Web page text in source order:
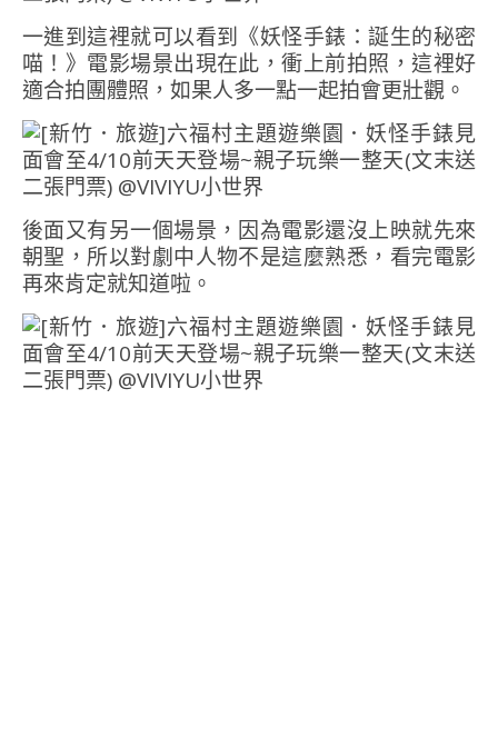
一進到這裡就可以看到《妖怪手錶：誕生的秘密
喵！》電影場景出現在此，衝上前拍照，這裡好
適合拍團體照，如果人多一點一起拍會更壯觀。
後面又有另一個場景，因為電影還沒上映就先來
朝聖，所以對劇中人物不是這麼熟悉，看完電影
再來肯定就知道啦。